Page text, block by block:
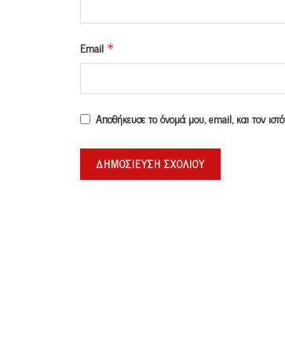
Email *
Αποθήκευσε το όνομά μου, email, και τον